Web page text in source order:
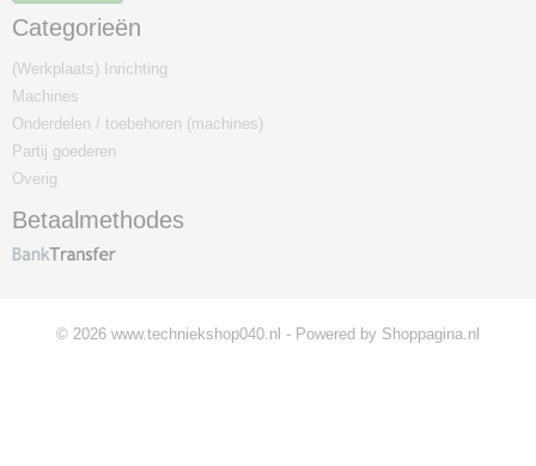
Categorieën
(Werkplaats) Inrichting
Machines
Onderdelen / toebehoren (machines)
Partij goederen
Overig
Betaalmethodes
© 2026 www.techniekshop040.nl - Powered by Shoppagina.nl